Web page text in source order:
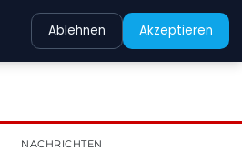
NACHRICHTEN
Ablehnen Akzeptieren